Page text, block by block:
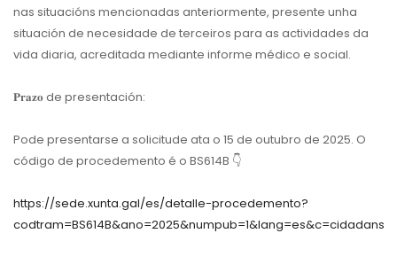
nas situacións mencionadas anteriormente, presente unha
situación de necesidade de terceiros para as actividades da
vida diaria, acreditada mediante informe médico e social.
𝐏𝐫𝐚𝐳𝐨 de presentación:
Pode presentarse a solicitude ata o 15 de outubro de 2025. O
código de procedemento é o BS614B 👇
https://sede.xunta.gal/es/detalle-procedemento?
codtram=BS614B&ano=2025&numpub=1&lang=es&c=cidadans